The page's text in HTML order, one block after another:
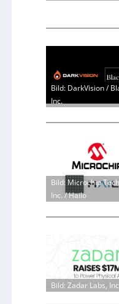
Bild: DarkVision /
Inc.
Bild: Microchip
Inc. / Hailo
Bild: Zadar Labs,